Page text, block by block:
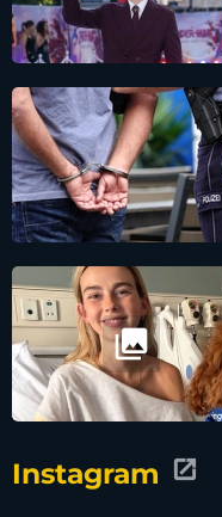
Instagram